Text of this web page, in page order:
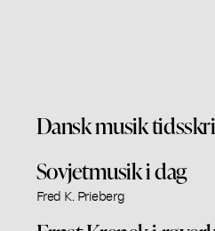
Dansk musik
Sovjetmusik i dag
Fred K. Prieberg